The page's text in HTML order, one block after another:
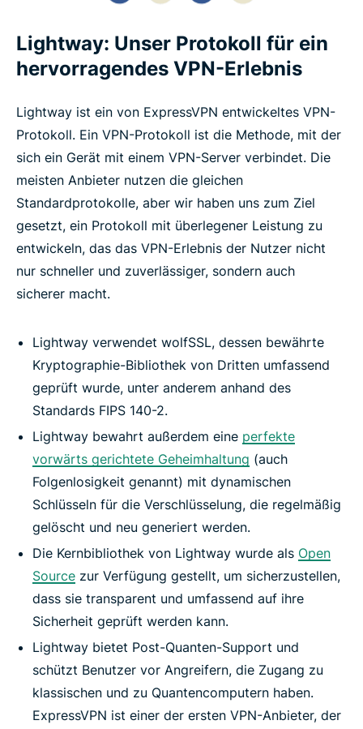
Lightway: Unser Protokoll für ein
hervorragendes VPN-Erlebnis
Lightway ist ein von ExpressVPN entwickeltes VPN-
Protokoll. Ein VPN-Protokoll ist die Methode, mit der
sich ein Gerät mit einem VPN-Server verbindet. Die
meisten Anbieter nutzen die gleichen
Standardprotokolle, aber wir haben uns zum Ziel
gesetzt, ein Protokoll mit überlegener Leistung zu
entwickeln, das das VPN-Erlebnis der Nutzer nicht
nur schneller und zuverlässiger, sondern auch
sicherer macht.
Lightway verwendet wolfSSL, dessen bewährte
Kryptographie-Bibliothek von Dritten umfassend
geprüft wurde, unter anderem anhand des
Standards FIPS 140-2.
Lightway bewahrt außerdem eine perfekte
vorwärts gerichtete Geheimhaltung (auch
Folgenlosigkeit genannt) mit dynamischen
Schlüsseln für die Verschlüsselung, die regelmäßig
gelöscht und neu generiert werden.
Die Kernbibliothek von Lightway wurde als Open
Source zur Verfügung gestellt, um sicherzustellen,
dass sie transparent und umfassend auf ihre
Sicherheit geprüft werden kann.
Lightway bietet Post-Quanten-Support und
schützt Benutzer vor Angreifern, die Zugang zu
klassischen und zu Quantencomputern haben.
ExpressVPN ist einer der ersten VPN-Anbieter, der